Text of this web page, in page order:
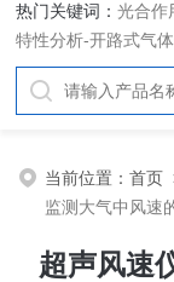
热门关键词：光合作
特性分析-开路式气
当前位置：首页
监测大气中风速
超声风速